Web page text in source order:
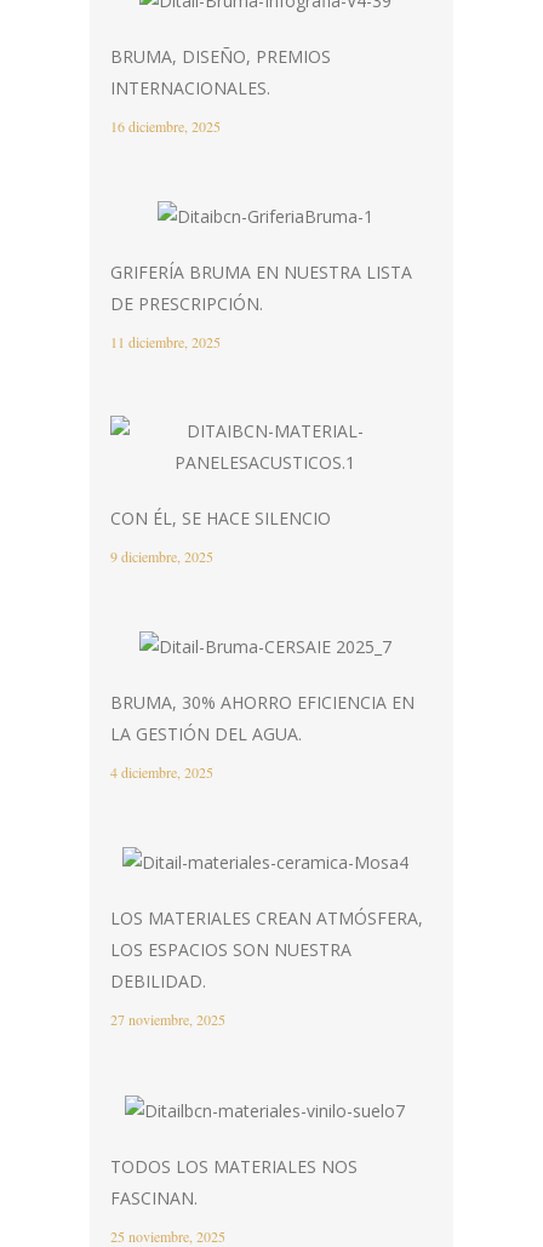
BRUMA, DISEÑO, PREMIOS
INTERNACIONALES.
16 diciembre, 2025
GRIFERÍA BRUMA EN NUESTRA LISTA
DE PRESCRIPCIÓN.
11 diciembre, 2025
CON ÉL, SE HACE SILENCIO
9 diciembre, 2025
BRUMA, 30% AHORRO EFICIENCIA EN
LA GESTIÓN DEL AGUA.
4 diciembre, 2025
LOS MATERIALES CREAN ATMÓSFERA,
LOS ESPACIOS SON NUESTRA
DEBILIDAD.
27 noviembre, 2025
TODOS LOS MATERIALES NOS
FASCINAN.
25 noviembre, 2025